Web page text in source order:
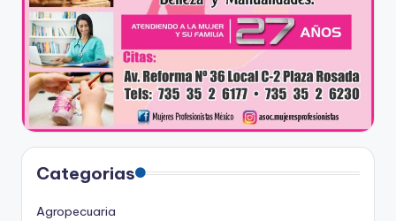
Categorias
Agropecuaria